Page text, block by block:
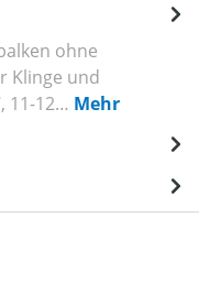
ohne
Klinge und
11-12… Mehr